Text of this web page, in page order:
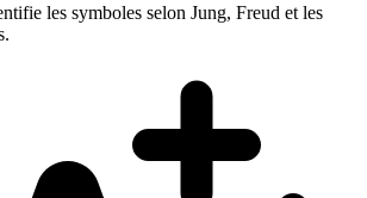
les symboles selon Jung, Freud et les